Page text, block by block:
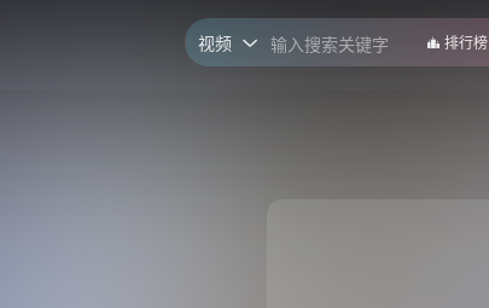
视频 
排行榜